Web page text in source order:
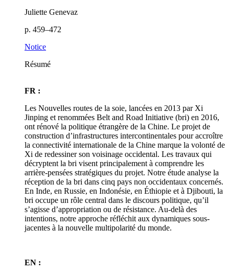
Juliette Genevaz
p. 459–472
Notice
Résumé
FR :
Les Nouvelles routes de la soie, lancées en 2013 par Xi
Jinping et renommées Belt and Road Initiative (bri) en 2016,
ont rénové la politique étrangère de la Chine. Le projet de
construction d’infrastructures intercontinentales pour accroître
la connectivité internationale de la Chine marque la volonté de
Xi de redessiner son voisinage occidental. Les travaux qui
décryptent la bri visent principalement à comprendre les
arrière-pensées stratégiques du projet. Notre étude analyse la
réception de la bri dans cinq pays non occidentaux concernés.
En Inde, en Russie, en Indonésie, en Éthiopie et à Djibouti, la
bri occupe un rôle central dans le discours politique, qu’il
s’agisse d’appropriation ou de résistance. Au-delà des
intentions, notre approche réfléchit aux dynamiques sous-
jacentes à la nouvelle multipolarité du monde.
EN :